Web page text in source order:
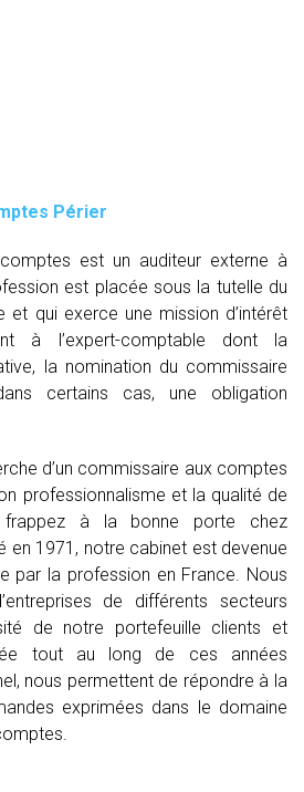
Périer
est un auditeur externe à
est placée sous la tutelle du
et qui exerce une mission d’intérêt
à l’expert-comptable dont la
la nomination du commissaire
certains cas, une obligation
d’un commissaire aux comptes
professionnalisme et la qualité de
à la bonne porte chez
en 1971, notre cabinet est devenue
par la profession en France. Nous
de différents secteurs
de notre portefeuille clients et
tout au long de ces années
nous permettent de répondre à la
exprimées dans le domaine